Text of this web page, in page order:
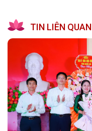
TIN LIÊN QUAN